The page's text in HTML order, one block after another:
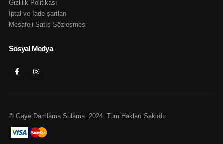
Gizlilik Politikası
İptal ve İade şartları
Mesafeli Satış Sözleşmesi
Sosyal Medya
© Gaye Damlama Sulama. 2024. Tüm Hakları Saklıdır